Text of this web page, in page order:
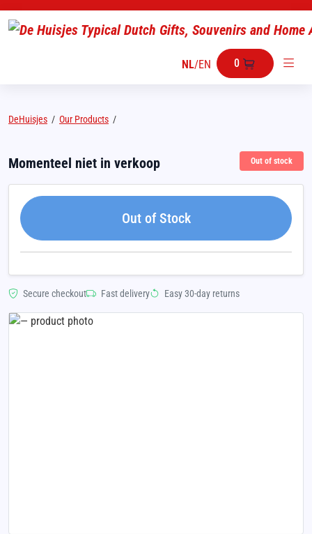
NL/EN 0
DeHuisjes / Our Products /
Momenteel niet in verkoop Out of stock
Out of Stock
Secure checkout Fast delivery Easy 30-day returns